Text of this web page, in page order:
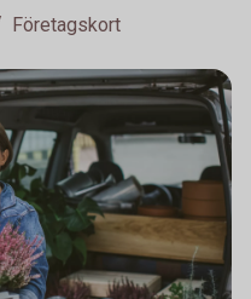
Företagskort